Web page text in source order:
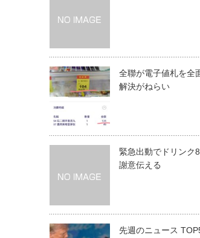
全聯が電子値札を全
解決がねらい
緊急出動でドリン
謝意伝える
先週のニュース